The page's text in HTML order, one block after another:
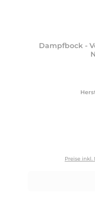
Dampfbock -
Preise inkl.